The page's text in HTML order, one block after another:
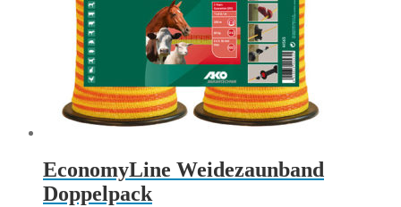
EconomyLine Weidezaunband
Doppelpack